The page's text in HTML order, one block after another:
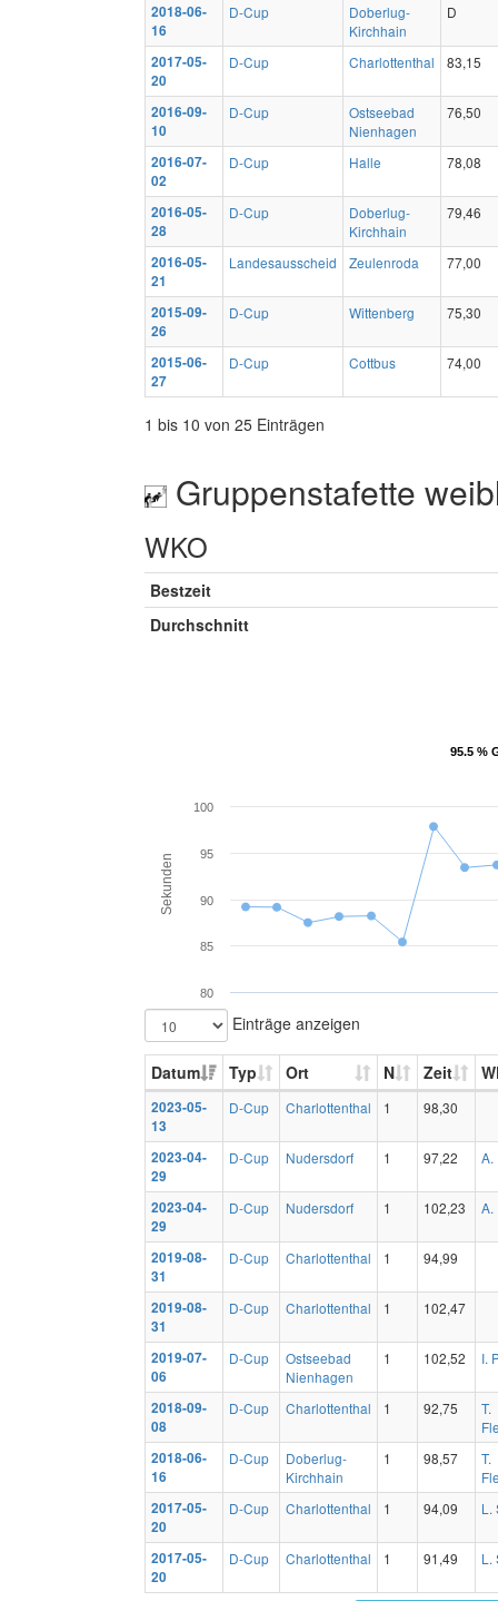
2018-06-
16
D-Cup
Doberlug-
Kirchhain
D
2017-05-
20
D-Cup Charlottenthal 83,15
2016-09-
10
D-Cup
Ostseebad
Nienhagen
76,50
2016-07-
02
D-Cup Halle 78,08
2016-05-
28
D-Cup
Doberlug-
Kirchhain
79,46
2016-05-
21
Landesausscheid Zeulenroda 77,00
2015-09-
26
D-Cup Wittenberg 75,30
2015-06-
27
D-Cup Cottbus 74,00
1 bis 10 von 25 Einträgen
Gruppenstafette
WKO
Bestzeit
Durchschnitt
95.5 %
95.5 %
Sekunden
80
85
90
95
100
Einträge anzeigen
Datum Typ Ort N Zeit
2023-05-
13
D-Cup Charlottenthal 1 98,30
2023-04-
29
D-Cup Nudersdorf 1 97,22 A.
2023-04-
29
D-Cup Nudersdorf 1 102,23 A.
2019-08-
31
D-Cup Charlottenthal 1 94,99
2019-08-
31
D-Cup Charlottenthal 1 102,47
2019-07-
06
D-Cup
Ostseebad
Nienhagen
1 102,52 I.
2018-09-
08
D-Cup Charlottenthal 1 92,75
T.
2018-06-
16
D-Cup
Doberlug-
Kirchhain
1 98,57
T.
2017-05-
20
D-Cup Charlottenthal 1 94,09 L.
2017-05-
20
D-Cup Charlottenthal 1 91,49 L.